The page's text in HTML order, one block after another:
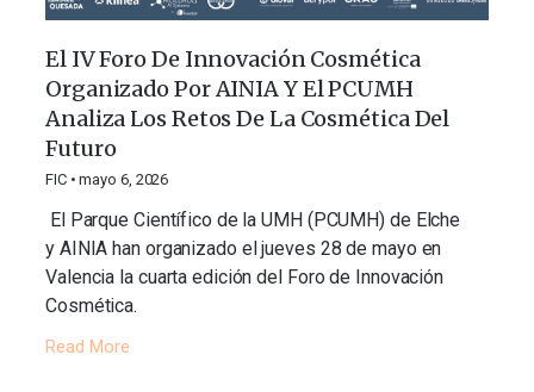
El IV Foro De Innovación Cosmética
Organizado Por AINIA Y El PCUMH
Analiza Los Retos De La Cosmética Del
Futuro
FIC mayo 6, 2026
El Parque Científico de la UMH (PCUMH) de Elche
y AINIA han organizado el jueves 28 de mayo en
Valencia la cuarta edición del Foro de Innovación
Cosmética.
Read More